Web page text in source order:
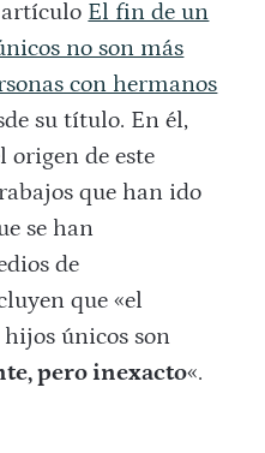
El fin de un
no son más
con hermanos
su título. En él,
origen de este
que han ido
se han
de
que «el
hijos únicos son
pero inexacto«.